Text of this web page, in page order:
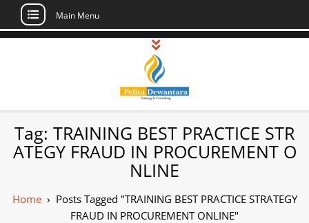
Skip
Main Menu
Pusat Pelatihan
dan Sertifikasi –
Daftar Training
Indonesia
Sertifikasi di Indonesia
Tag: TRAINING BEST PRACTICE STR
ATEGY FRAUD IN PROCUREMENT O
NLINE
Home› Posts Tagged "TRAINING BEST PRACTICE STRATEGY
FRAUD IN PROCUREMENT ONLINE"